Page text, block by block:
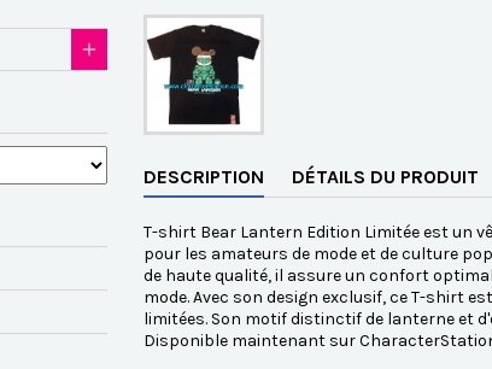
DESCRIPTION DÉTAILS DU PRODUIT
T-shirt Bear Lantern Edition Limitée est un
pour les amateurs de mode et de culture
de haute qualité, il assure un confort
mode. Avec son design exclusif, ce T-shirt
limitées. Son motif distinctif de lanterne et
Disponible maintenant sur